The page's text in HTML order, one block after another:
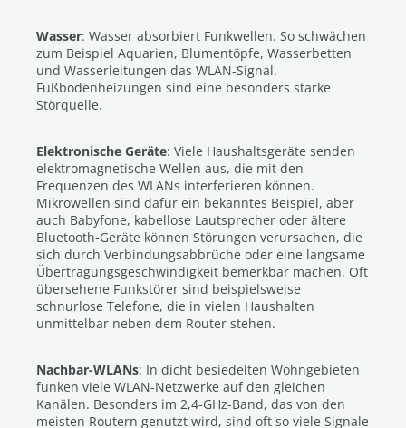
Wasser: Wasser absorbiert Funkwellen. So schwächen
zum Beispiel Aquarien, Blumentöpfe, Wasserbetten
und Wasserleitungen das WLAN-Signal.
Fußbodenheizungen sind eine besonders starke
Störquelle.
Elektronische Geräte: Viele Haushaltsgeräte senden
elektromagnetische Wellen aus, die mit den
Frequenzen des WLANs interferieren können.
Mikrowellen sind dafür ein bekanntes Beispiel, aber
auch Babyfone, kabellose Lautsprecher oder ältere
Bluetooth-Geräte können Störungen verursachen, die
sich durch Verbindungsabbrüche oder eine langsame
Übertragungsgeschwindigkeit bemerkbar machen. Oft
übersehene Funkstörer sind beispielsweise
schnurlose Telefone, die in vielen Haushalten
unmittelbar neben dem Router stehen.
Nachbar-WLANs: In dicht besiedelten Wohngebieten
funken viele WLAN-Netzwerke auf den gleichen
Kanälen. Besonders im 2,4-GHz-Band, das von den
meisten Routern genutzt wird, sind oft so viele Signale